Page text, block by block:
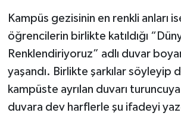
Kampüs gezisinin en renkli anları
öğrencilerin birlikte katıldığı
Renklendiriyoruz” adlı duvar
yaşandı. Birlikte şarkılar söyleyip
kampüste ayrılan duvarı
duvara dev harflerle şu ifadeyi